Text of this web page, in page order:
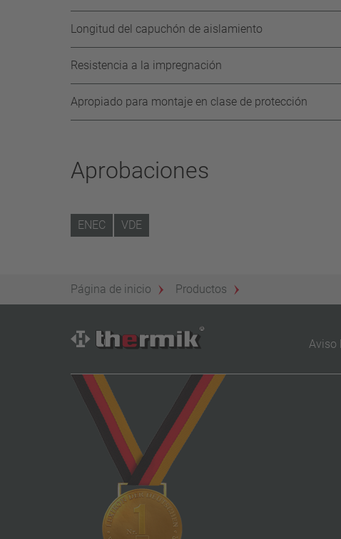
Longitud del capuchón de aislamiento
Resistencia a la impregnación
Apropiado para montaje en clase de protección
Aprobaciones
ENEC VDE
Página de inicio Productos
Aviso